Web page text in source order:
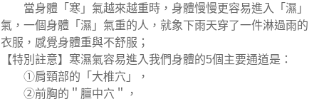
當身體「寒」氣越來越重時，身體慢慢更容易進入「濕」
氣，一個身體「濕」氣重的人，就象下雨天穿了一件淋過雨的
衣服，感覺身體重與不舒服；
【特別註意】寒濕氣容易進入我們身體的5個主要通道是：
①肩頸部的「大椎穴」，
②前胸的＂膻中穴＂，